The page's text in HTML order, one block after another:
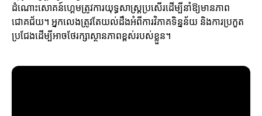
ដំណោះសោគន៍ហ្គេមត្រូវការយុទ្ធសាស្ត្រប្រសើរដើម្បីនាំឱ្យមានភាព
ជោគជ័យ។ អ្នកលេងត្រូវតែយល់ដឹងអំពីការវិភាគទិន្នន័យ និងការប្រកួត
ប្រជែងដើម្បីអាចថែរក្សាស្ថានភាពខ្ពស់របស់ខ្លួន។